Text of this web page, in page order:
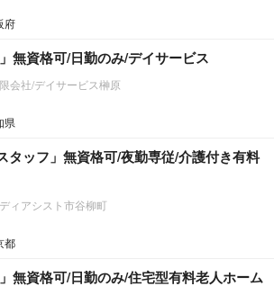
府
無資格可/日勤のみ/デイサービス
会社/デイサービス榊原
県
タッフ」無資格可/夜勤専従/介護付き有料
ィアシスト市谷柳町
都
無資格可/日勤のみ/住宅型有料老人ホーム